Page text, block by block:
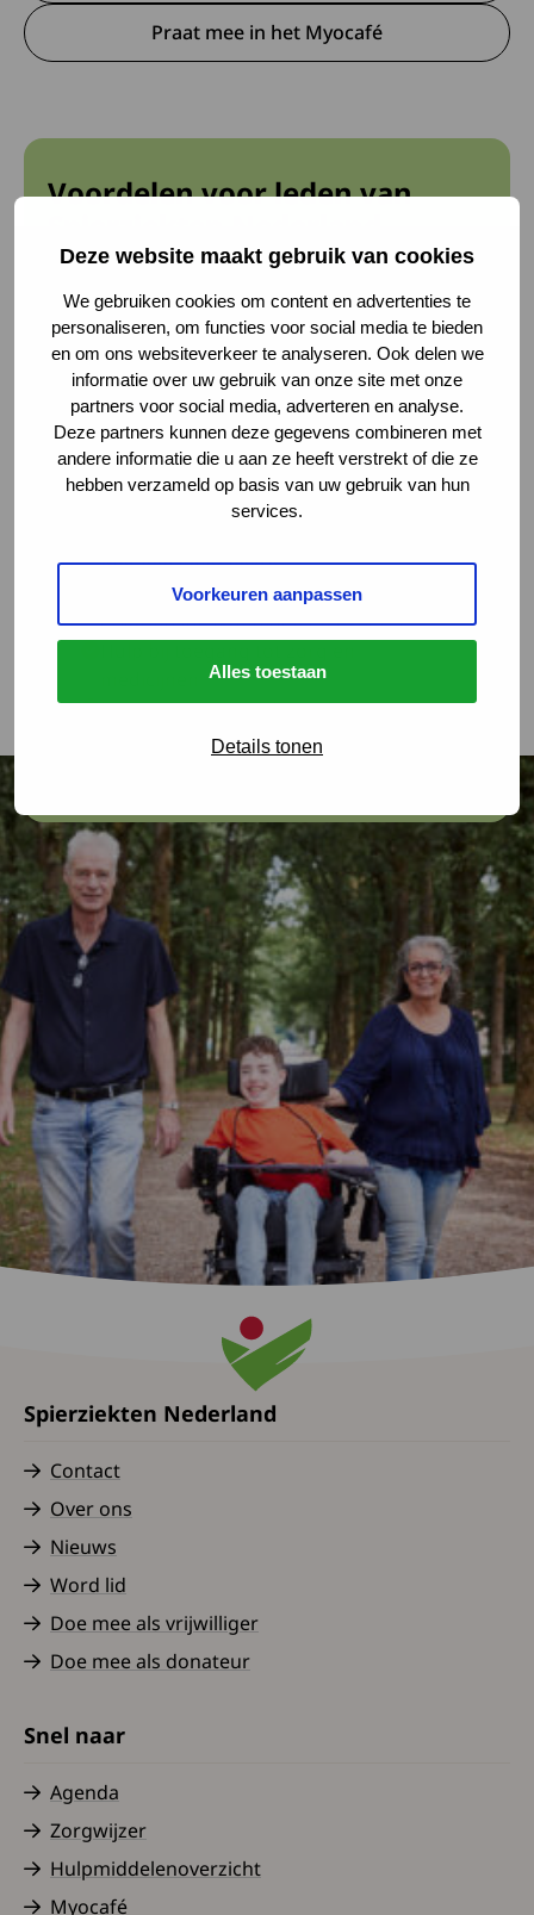
Deze website maakt gebruik van cookies
We gebruiken cookies om content en advertenties te
personaliseren, om functies voor social media te bieden
en om ons websiteverkeer te analyseren. Ook delen we
informatie over uw gebruik van onze site met onze
partners voor social media, adverteren en analyse.
Deze partners kunnen deze gegevens combineren met
andere informatie die u aan ze heeft verstrekt of die ze
hebben verzameld op basis van uw gebruik van hun
services.
Voorkeuren aanpassen
Alles toestaan
Details tonen
Praat mee in het Myocafé
Voordelen voor leden van
Word lid
Log inDeze link gaat naar een
Altijd op de hoogte van de laatste
ontwikkelingen
met een spierziekte
Advies en tips van
ervaringsdeskundigen en experts
Jouw stem gehoord aan de
onderhandelingstafel
Spierziekten Nederland
Contact
Over ons
Nieuws
Word lid
Doe mee als vrijwilliger
Doe mee als donateur
Snel naar
Agenda
Zorgwijzer
Hulpmiddelenoverzicht
Myocafé